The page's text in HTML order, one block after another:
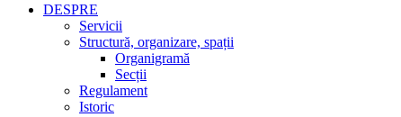
DESPRE
Servicii
Structură, organizare, spații
Organigramă
Secții
Regulament
Istoric